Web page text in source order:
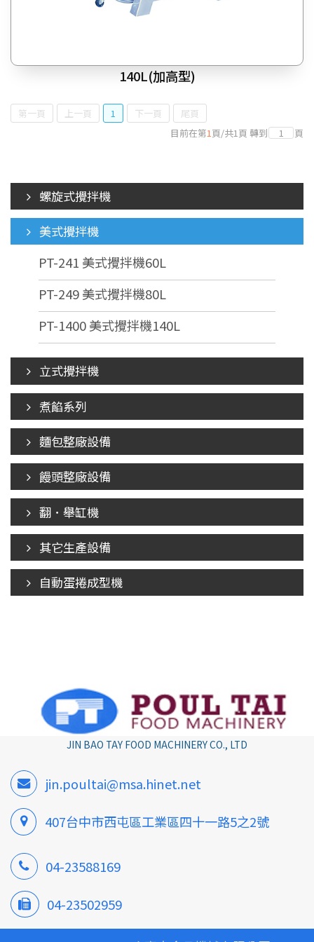
140L(加高型)
第一頁 上一頁 1 下一頁
尾頁
目前在第1 頁/共1 頁 轉到 頁
螺旋式攪拌機
美式攪拌機
PT-241 美式攪拌機60L
PT-249 美式攪拌機80L
PT-1400 美式攪拌機140L
立式攪拌機
煮餡系列
麵包整廠設備
饅頭整廠設備
翻．舉缸機
其它生產設備
自動蛋捲成型機
JIN BAO TAY FOOD MACHINERY CO., LTD
jin.poultai@msa.hinet.net
407台中市西屯區工業區四十一路5之2號
04-23588169
04-23502959